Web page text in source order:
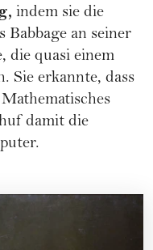
indem sie die
an seiner
die quasi einem
Sie erkannte, dass
damit die